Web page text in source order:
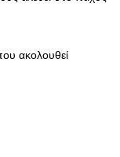
ακολουθεί